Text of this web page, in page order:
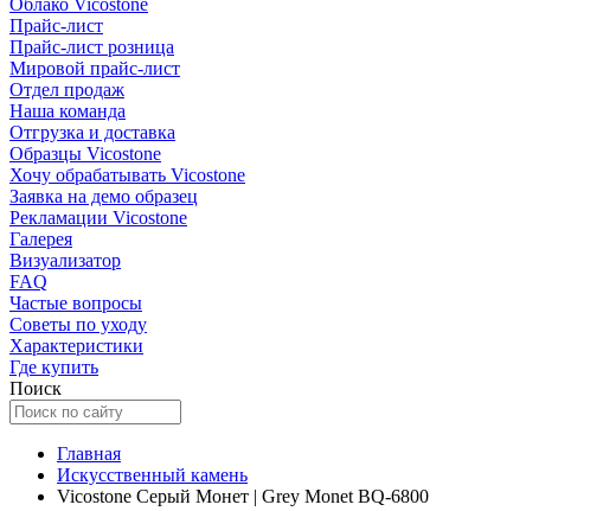
Облако Vicostone
Прайс-лист
Прайс-лист розница
Мировой прайс-лист
Отдел продаж
Наша команда
Отгрузка и доставка
Образцы Vicostone
Хочу обрабатывать Vicostone
Заявка на демо образец
Рекламации Vicostone
Галерея
Визуализатор
FAQ
Частые вопросы
Советы по уходу
Характеристики
Где купить
Поиск
Главная
Искусственный камень
Vicostone Серый Монет | Grey Monet BQ-6800